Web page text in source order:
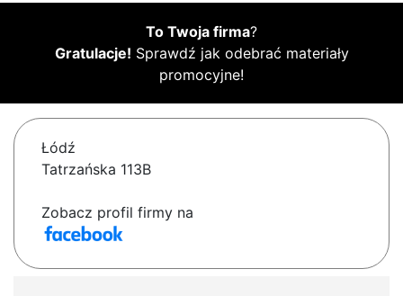
To Twoja firma?
Gratulacje! Sprawdź jak odebrać materiały
promocyjne!
Łódź
Tatrzańska 113B
Zobacz profil firmy na